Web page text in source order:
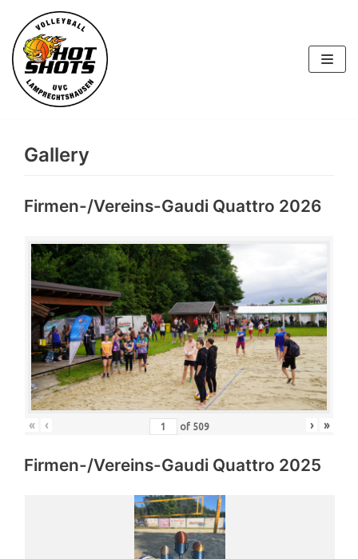
Skip
to
content
Gallery
Firmen-/Vereins-Gaudi Quattro 2026
« ‹ of 509 › »
Firmen-/Vereins-Gaudi Quattro 2025